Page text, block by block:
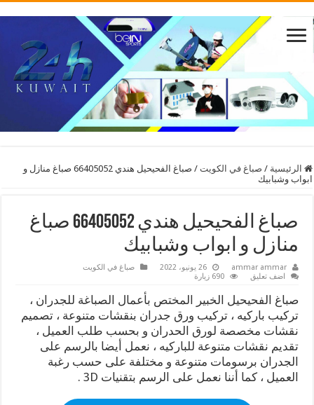
الرئيسية / صباغ في الكويت /
صباغ الفحيحيل هندي 66405052 صباغ منازل و
ابواب وشبابيك
صباغ الفحيحيل هندي 66405052 صباغ
منازل و ابواب وشبابيك
ammar ammar 26 يونيو، 2022
صباغ في الكويت
اضف تعليق
690 زيارة
صباغ الفحيحيل الخبير المختص بأعمال الصباغة للجدران ،
تركيب باركيه ، تركيب ورق جدران بنقشات متنوعة ، تصميم
نقشات مخصصة لورق الحدران و بحسب طلب العميل ،
تقديم نقشات متنوعة للباركيه ، نعمل أيضا بالرسم على
الجدران برسومات متنوعة و مختلفة على حسب رغبة
العميل ، كما أننا نعمل على الرسم بتقنيات 3D .